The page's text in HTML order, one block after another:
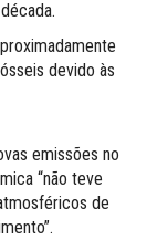
devido às
emissões no
“não teve
de